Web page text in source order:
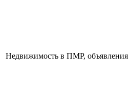
Недвижимость в ПМР, объявления